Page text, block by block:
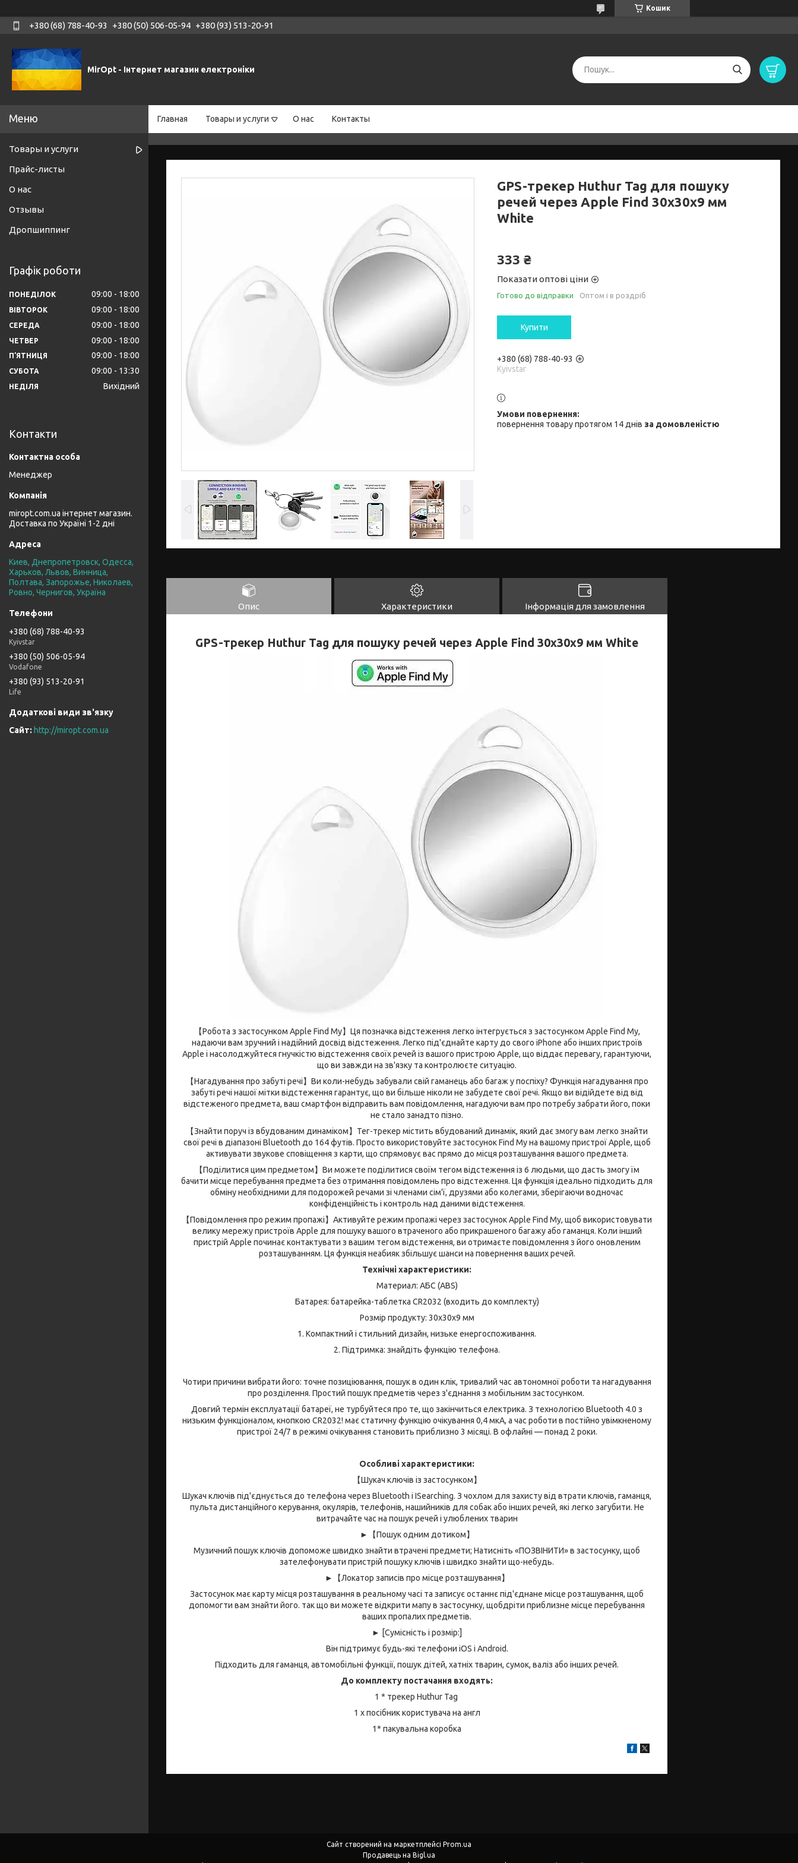
Кошик
+380 (68) 788-40-93 +380 (50) 506-05-94 +380 (93) 513-20-91
MirOpt - Інтернет магазин електроніки
Главная Товары и услуги О нас Контакты
GPS-трекер Huthur Tag для пошуку
речей через Apple Find 30x30x9 мм
White
333 ₴
Показати оптові ціни
Готово до відправки Оптом і в роздріб
Купити
+380 (68) 788-40-93
Kyivstar
повернення товару протягом 14 днів за домовленістю
Опис Характеристики Інформація для замовлення
GPS-трекер Huthur Tag для пошуку речей через Apple Find 30x30x9 мм White
【Робота з застосунком Apple Find My】Ця позначка відстеження легко інтегрується з застосунком Apple Find My,
надаючи вам зручний і надійний досвід відстеження. Легко під'єднайте карту до свого iPhone або інших пристроїв
Apple і насолоджуйтеся гнучкістю відстеження своїх речей із вашого пристрою Apple, що віддає перевагу, гарантуючи,
що ви завжди на зв'язку та контролюєте ситуацію.
【Нагадування про забуті речі】Ви коли-небудь забували свій гаманець або багаж у поспіху? Функція нагадування про
забуті речі нашої мітки відстеження гарантує, що ви більше ніколи не забудете свої речі. Якщо ви відійдете від від
відстеженого предмета, ваш смартфон відправить вам повідомлення, нагадуючи вам про потребу забрати його, поки
не стало занадто пізно.
【Знайти поруч із вбудованим динаміком】Тег-трекер містить вбудований динамік, який дає змогу вам легко знайти
свої речі в діапазоні Bluetooth до 164 футів. Просто використовуйте застосунок Find My на вашому пристрої Apple, щоб
активувати звукове сповіщення з карти, що спрямовує вас прямо до місця розташування вашого предмета.
【Поділитися цим предметом】Ви можете поділитися своїм тегом відстеження із 6 людьми, що дасть змогу їм
бачити місце перебування предмета без отримання повідомлень про відстеження. Ця функція ідеально підходить для
обміну необхідними для подорожей речами зі членами сім'ї, друзями або колегами, зберігаючи водночас
конфіденційність і контроль над даними відстеження.
【Повідомлення про режим пропажі】Активуйте режим пропажі через застосунок Apple Find My, щоб використовувати
велику мережу пристроїв Apple для пошуку вашого втраченого або прикрашеного багажу або гаманця. Коли інший
пристрій Apple починає контактувати з вашим тегом відстеження, ви отримаєте повідомлення з його оновленим
розташуванням. Ця функція неабияк збільшує шанси на повернення ваших речей.
Технічні характеристики:
Материал: АБС (ABS)
Батарея: батарейка-таблетка CR2032 (входить до комплекту)
Розмір продукту: 30x30x9 мм
1. Компактний і стильний дизайн, низьке енергоспоживання.
2. Підтримка: знайдіть функцію телефона.
Чотири причини вибрати його: точне позиціювання, пошук в один клік, тривалий час автономної роботи та нагадування
про розділення. Простий пошук предметів через з'єднання з мобільним застосунком.
Довгий термін експлуатації батареї, не турбуйтеся про те, що закінчиться електрика. З технологією Bluetooth 4.0 з
низьким функціоналом, кнопкою CR2032! має статичну функцію очікування 0,4 мкА, а час роботи в постійно увімкненому
пристрої 24/7 в режимі очікування становить приблизно 3 місяці. В офлайні — понад 2 роки.
Особливі характеристики:
【Шукач ключів із застосунком】
Шукач ключів під'єднується до телефона через Bluetooth і ISearching. З чохлом для захисту від втрати ключів, гаманця,
пульта дистанційного керування, окулярів, телефонів, нашийників для собак або інших речей, які легко загубити. Не
витрачайте час на пошук речей і улюблених тварин
►【Пошук одним дотиком】
Музичний пошук ключів допоможе швидко знайти втрачені предмети; Натисніть «ПОЗВІНИТИ» в застосунку, щоб
зателефонувати пристрій пошуку ключів і швидко знайти що-небудь.
►【Локатор записів про місце розташування】
Застосунок має карту місця розташування в реальному часі та записує останнє під'єднане місце розташування, щоб
допомогти вам знайти його. так що ви можете відкрити мапу в застосунку, щобдріти приблизне місце перебування
ваших пропалих предметів.
► [Сумісність і розмір:]
Він підтримує будь-які телефони iOS і Android.
Підходить для гаманця, автомобільні функції, пошук дітей, хатніх тварин, сумок, валіз або інших речей.
До комплекту постачання входять:
1 * трекер Huthur Tag
1 х посібник користувача на англ
1* пакувальна коробка
Товары и услуги
Прайс-листы
О нас
Отзывы
Дропшиппинг
Графік роботи
ПОНЕДІЛОК 09:00 18:00
ВІВТОРОК 09:00 18:00
СЕРЕДА 09:00 18:00
ЧЕТВЕР 09:00 18:00
ПʼЯТНИЦЯ 09:00 18:00
СУБОТА 09:00 13:30
НЕДІЛЯ Вихідний
Контакти
Менеджер
miropt.com.ua інтернет магазин.
Доставка по Україні 1-2 дні
Киев, Днепропетровск, Одесса,
Харьков, Львов, Винница,
Полтава, Запорожье, Николаев,
Ровно, Чернигов, Україна
+380 (68) 788-40-93
Kyivstar
+380 (50) 506-05-94
Vodafone
+380 (93) 513-20-91
Life
http://miropt.com.ua
Сайт створений на маркетплейсі Prom.ua
Продавець на Bigl.ua